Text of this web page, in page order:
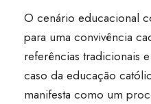
O cenário educacional
para uma convivência
referências tradicionais
caso da educação
manifesta como um